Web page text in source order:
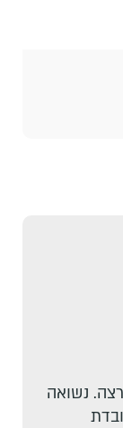
נשואה